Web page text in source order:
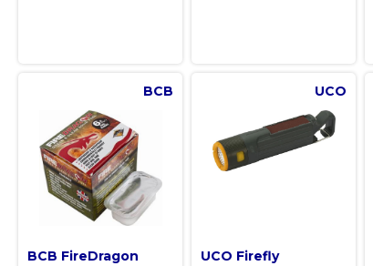
BCB
BCB FireDragon
UCO
UCO Firefly